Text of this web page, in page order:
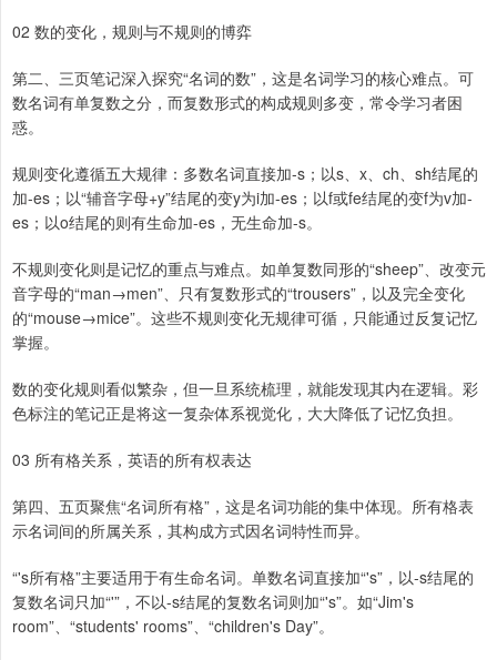
02 数的变化，规则与不规则的博弈
第二、三页笔记深入探究“名词的数”，这是名词学习的核心难点。可
数名词有单复数之分，而复数形式的构成规则多变，常令学习者困
惑。
规则变化遵循五大规律：多数名词直接加-s；以s、x、ch、sh结尾的
加-es；以“辅音字母+y”结尾的变y为i加-es；以f或fe结尾的变f为v加-
es；以o结尾的则有生命加-es，无生命加-s。
不规则变化则是记忆的重点与难点。如单复数同形的“sheep”、改变元
音字母的“man→men”、只有复数形式的“trousers”，以及完全变化
的“mouse→mice”。这些不规则变化无规律可循，只能通过反复记忆
掌握。
数的变化规则看似繁杂，但一旦系统梳理，就能发现其内在逻辑。彩
色标注的笔记正是将这一复杂体系视觉化，大大降低了记忆负担。
03 所有格关系，英语的所有权表达
第四、五页聚焦“名词所有格”，这是名词功能的集中体现。所有格表
示名词间的所属关系，其构成方式因名词特性而异。
“'s所有格”主要适用于有生命名词。单数名词直接加“'s”，以-s结尾的
复数名词只加“'”，不以-s结尾的复数名词则加“'s”。如“Jim's
room”、“students' rooms”、“children's Day”。